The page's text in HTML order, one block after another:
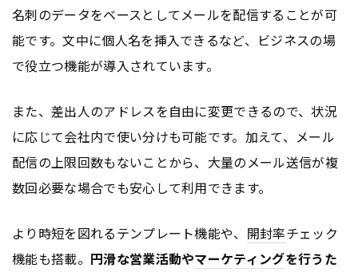
名刺のデータをベースとしてメールを配信することが可
能です。文中に個人名を挿入できるなど、ビジネスの場
で役立つ機能が導入されています。
また、差出人のアドレスを自由に変更できるので、状況
に応じて会社内で使い分けも可能です。加えて、メール
配信の上限回数もないことから、大量のメール送信が複
数回必要な場合でも安心して利用できます。
より時短を図れるテンプレート機能や、 開封率チェック
機能も搭載。 円滑な営業活動やマーケティングを行うた